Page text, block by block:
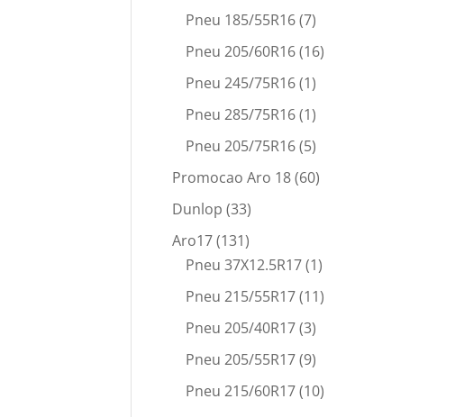
Pneu 185/55R16(7)
Pneu 205/60R16(16)
Pneu 245/75R16(1)
Pneu 285/75R16(1)
Pneu 205/75R16(5)
Promocao Aro 18(60)
Dunlop (33)
Aro17(131)
Pneu 37X12.5R17(1)
Pneu 215/55R17(11)
Pneu 205/40R17(3)
Pneu 205/55R17(9)
Pneu 215/60R17(10)